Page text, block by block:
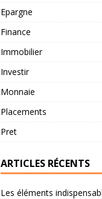
Epargne
Finance
Immobilier
Investir
Monnaie
Placements
Pret
ARTICLES RÉCENTS
Les éléments